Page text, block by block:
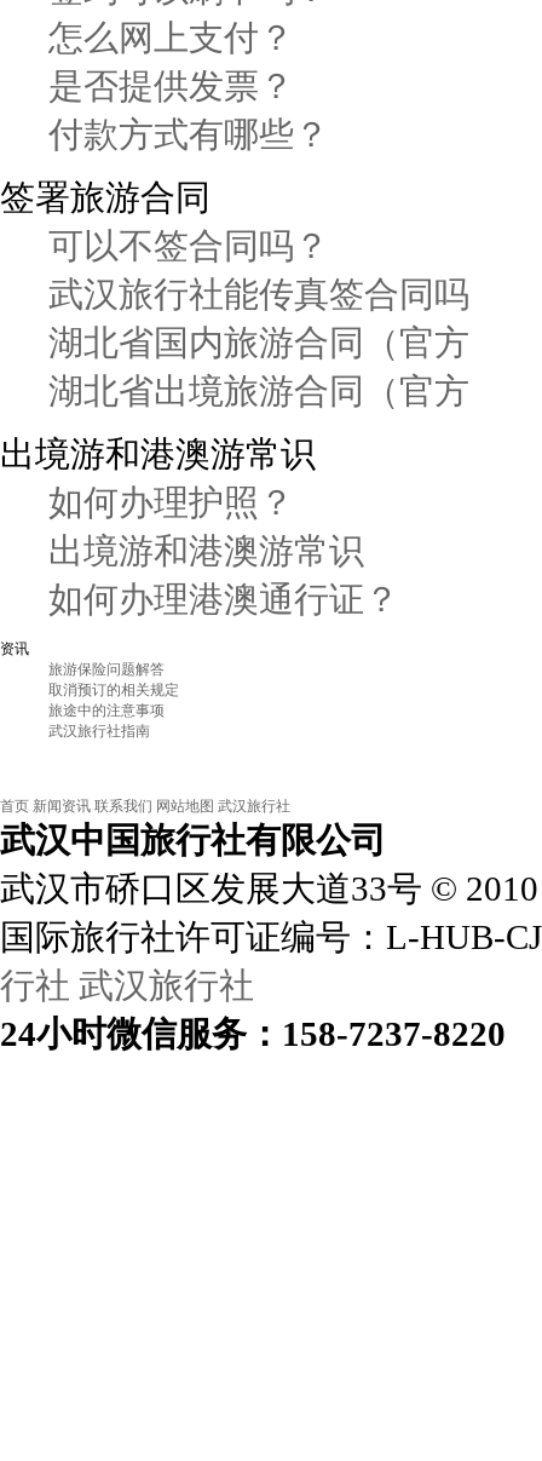
怎么网上支付？
是否提供发票？
付款方式有哪些？
签署旅游合同
可以不签合同吗？
武汉旅行社能传真签合同吗
湖北省国内旅游合同（官方
湖北省出境旅游合同（官方
出境游和港澳游常识
如何办理护照？
出境游和港澳游常识
如何办理港澳通行证？
资讯
旅游保险问题解答
取消预订的相关规定
旅途中的注意事项
武汉旅行社指南
首页 新闻资讯 联系我们 网站地图 武汉旅行社
武汉中国旅行社有限公司
武汉市硚口区发展大道33号 ©
国际旅行社许可证编号：L-HUB-
行社 武汉旅行社
24小时微信服务：158-7237-8220